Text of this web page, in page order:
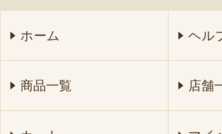
ホーム ヘル
商品一覧 店舗